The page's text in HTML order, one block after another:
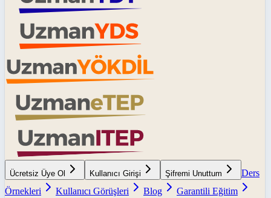
Ücretsiz Üye Ol Kullanıcı Girişi Şifremi Unuttum
Ders
Örnekleri
Kullanıcı Görüşleri Blog
Garantili Eğitim